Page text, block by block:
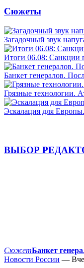
Сюжеты
Загадочный звук
Итоги 06.08: Санкции
Банкет генералов.
Грязные технологии.
Эскалация для
ВЫБОР
СюжетБанкет
Новости России —